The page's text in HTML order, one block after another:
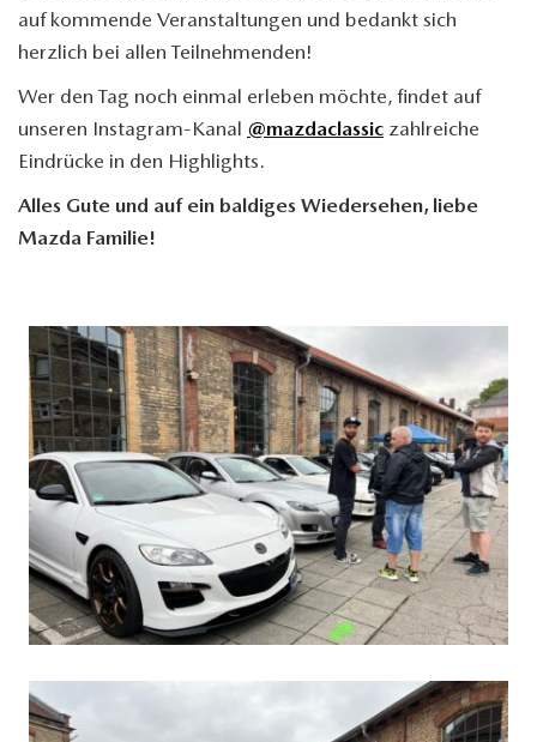
auf kommende Veranstaltungen und bedankt sich
herzlich bei allen Teilnehmenden!
Wer den Tag noch einmal erleben möchte, findet auf
unseren Instagram-Kanal @mazdaclassic zahlreiche
Eindrücke in den Highlights.
Alles Gute und auf ein baldiges Wiedersehen, liebe
Mazda Familie!